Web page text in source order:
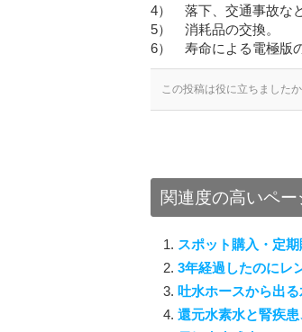
4） 落下、交通事故な
5） 消耗品の交換。
6） 寿命による電極版の
この投稿は役に立ちましたか
関連度の高いペー
スポット購入・定
3年経過したのにレ
吐水ホースから出
還元水素水と腎疾患